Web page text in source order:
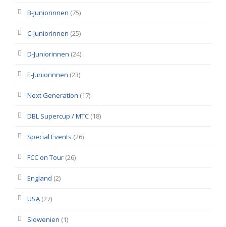
B-Juniorinnen (75)
C-Juniorinnen (25)
D-Juniorinnen (24)
E-Juniorinnen (23)
Next Generation (17)
DBL Supercup / MTC (18)
Special Events (26)
FCC on Tour (26)
England (2)
USA (27)
Slowenien (1)